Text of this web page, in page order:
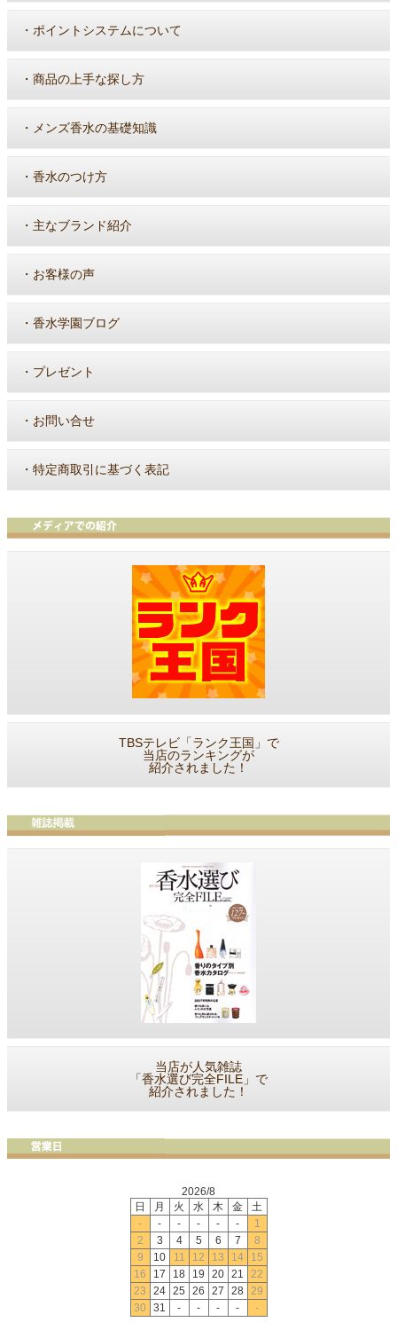
・ ポイントシステムについて
・ 商品の上手な探し方
・ メンズ香水の基礎知識
・ 香水のつけ方
・ 主なブランド紹介
・ お客様の声
・ 香水学園ブログ
・ プレゼント
・ お問い合せ
・ 特定商取引に基づく表記
TBSテレビ「ランク王国」で
当店のランキングが
紹介されました！
当店が人気雑誌
「香水選び完全FILE」で
紹介されました！
2026/8
日
月 火 水 木 金
土
-
- - - - -
1
2
3 4 5 6 7
8
9
10 11 12 13 14
15
16
17 18 19 20 21
22
23
24 25 26 27 28 29
30
31 - - - - -